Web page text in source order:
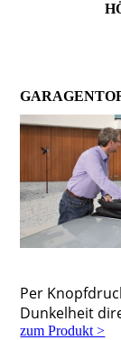
Per
Dunkelheit
zum Produkt >